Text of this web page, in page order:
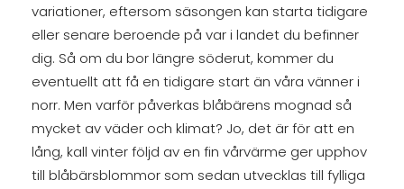
variationer, eftersom säsongen kan starta tidigare
eller senare beroende på var i landet du befinner
dig. Så om du bor längre söderut, kommer du
eventuellt att få en tidigare start än våra vänner i
norr. Men varför påverkas blåbärens mognad så
mycket av väder och klimat? Jo, det är för att en
lång, kall vinter följd av en fin vårvärme ger upphov
till blåbärsblommor som sedan utvecklas till fylliga